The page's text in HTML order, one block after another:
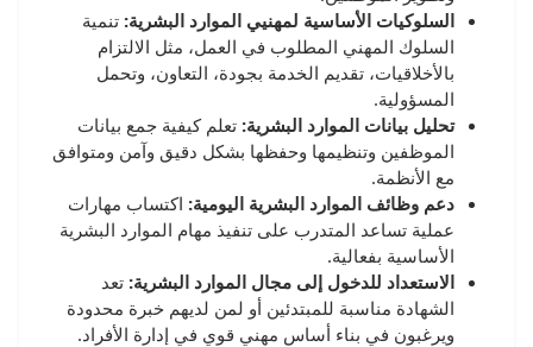
السلوكيات الأساسية لمهنيي الموارد البشرية: تنمية
السلوك المهني المطلوب في العمل، مثل الالتزام
بالأخلاقيات، تقديم الخدمة بجودة، التعاون، وتحمل
المسؤولية.
تحليل بيانات الموارد البشرية: تعلم كيفية جمع بيانات
الموظفين وتنظيمها وحفظها بشكل دقيق وآمن ومتوافق
مع الأنظمة.
دعم وظائف الموارد البشرية اليومية: اكتساب مهارات
عملية تساعد المتدرب على تنفيذ مهام الموارد البشرية
الأساسية بفعالية.
الاستعداد للدخول إلى مجال الموارد البشرية: تعد
الشهادة مناسبة للمبتدئين أو لمن لديهم خبرة محدودة
ويرغبون في بناء أساس مهني قوي في إدارة الأفراد.